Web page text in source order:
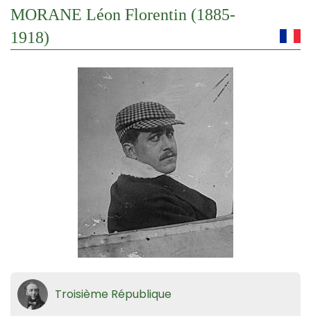
MORANE Léon Florentin (1885-
1918)
Troisième République